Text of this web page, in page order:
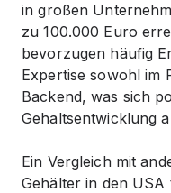
in großen
zu 100.000 Euro
bevorzugen häufig
Expertise sowohl im
Backend, was sich
Gehaltsentwicklung
Ein Vergleich mit
Gehälter in den